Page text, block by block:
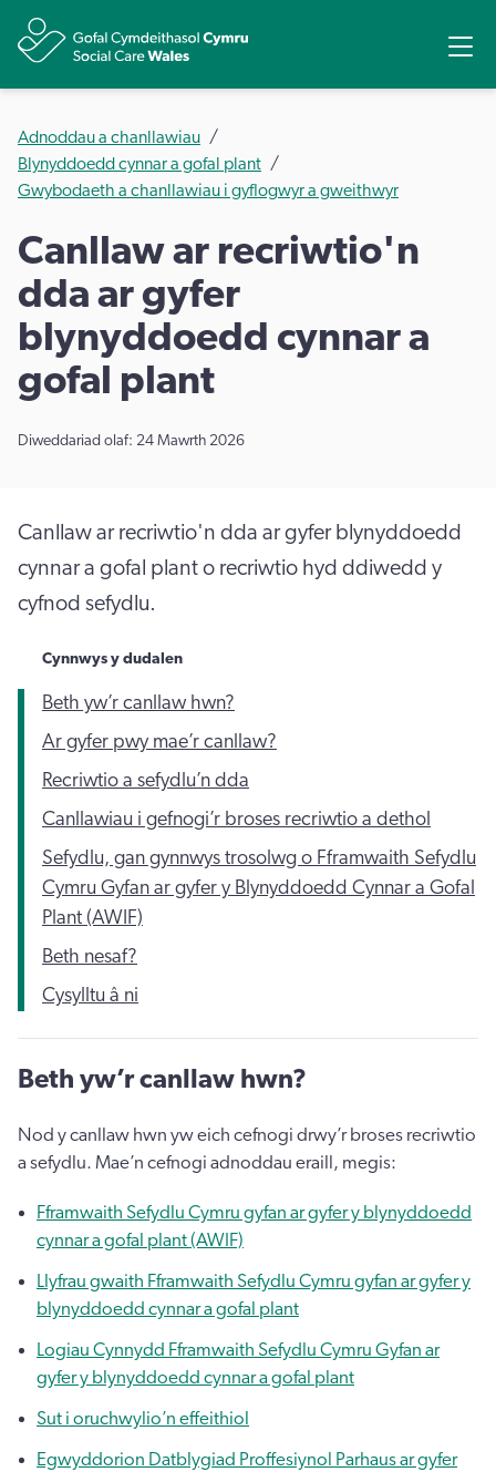
Adnoddau a chanllawiau
Blynyddoedd cynnar a gofal plant
Gwybodaeth a chanllawiau i gyflogwyr a gweithwyr
Canllaw ar recriwtio'n
dda ar gyfer
blynyddoedd cynnar a
gofal plant
Diweddariad olaf: 24 Mawrth 2026
Canllaw ar recriwtio'n dda ar gyfer blynyddoedd
cynnar a gofal plant o recriwtio hyd ddiwedd y
cyfnod sefydlu.
Cynnwys y dudalen
Beth yw’r canllaw hwn?
Ar gyfer pwy mae’r canllaw?
Recriwtio a sefydlu’n dda
Canllawiau i gefnogi’r broses recriwtio a dethol
Sefydlu, gan gynnwys trosolwg o Fframwaith Sefydlu
Cymru Gyfan ar gyfer y Blynyddoedd Cynnar a Gofal
Plant (AWIF)
Beth nesaf?
Cysylltu â ni
Beth yw’r canllaw hwn?
Nod y canllaw hwn yw eich cefnogi drwy’r broses recriwtio
a sefydlu. Mae’n cefnogi adnoddau eraill, megis:
Fframwaith Sefydlu Cymru gyfan ar gyfer y blynyddoedd
cynnar a gofal plant (AWIF)
Llyfrau gwaith Fframwaith Sefydlu Cymru gyfan ar gyfer y
blynyddoedd cynnar a gofal plant
Logiau Cynnydd Fframwaith Sefydlu Cymru Gyfan ar
gyfer y blynyddoedd cynnar a gofal plant
Sut i oruchwylio’n effeithiol
Egwyddorion Datblygiad Proffesiynol Parhaus ar gyfer